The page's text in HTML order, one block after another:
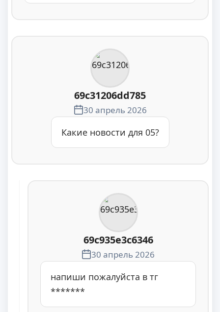
69c31206dd785
30 апрель 2026
Какие новости для 05?
69c935e3c6346
30 апрель 2026
напиши пожалуйста в тг
*******